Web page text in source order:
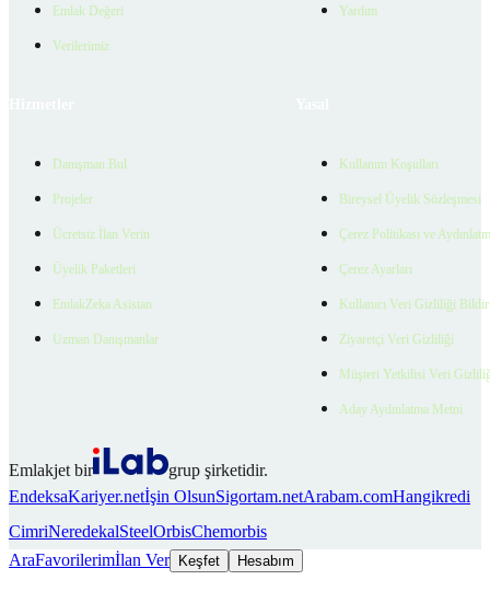
Emlak Değeri
Verilerimiz
Yardım
Danışman Bul
Projeler
Ücretsiz İlan Verin
Üyelik Paketleri
EmlakZeka Asistan
Uzman Danışmanlar
Kullanım Koşulları
Bireysel Üyelik Sözleşmesi
Çerez Politikası ve
Çerez Ayarları
Kullanıcı Veri Gizliliği
Ziyaretçi Veri Gizliliği
Müşteri Yetkilisi Veri
Aday Aydınlatma Metni
Emlakjet bir
grup şirketidir.
EndeksaKariyer.netİşin OlsunSigortam.netArabam.comHangikredi
CimriNeredekalSteelOrbisChemorbis
AraFavorilerimİlan Ver Keşfet Hesabım